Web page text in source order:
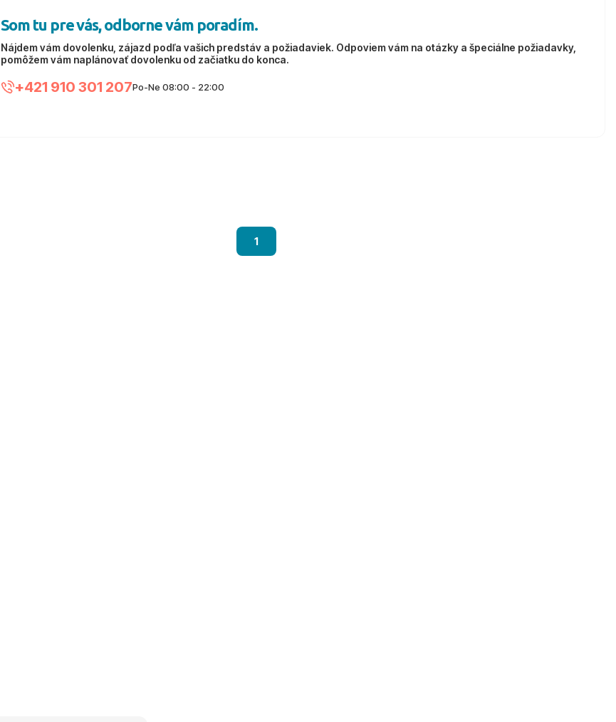
Som tu pre vás, odborne vám poradím.
Nájdem vám dovolenku, zájazd podľa vašich predstáv a požiadaviek. Odpoviem vám na otázky a špeciálne požiadavky,
pomôžem vám naplánovať dovolenku od začiatku do konca.
+421 910 301 207Po-Ne 08:00 - 22:00
1